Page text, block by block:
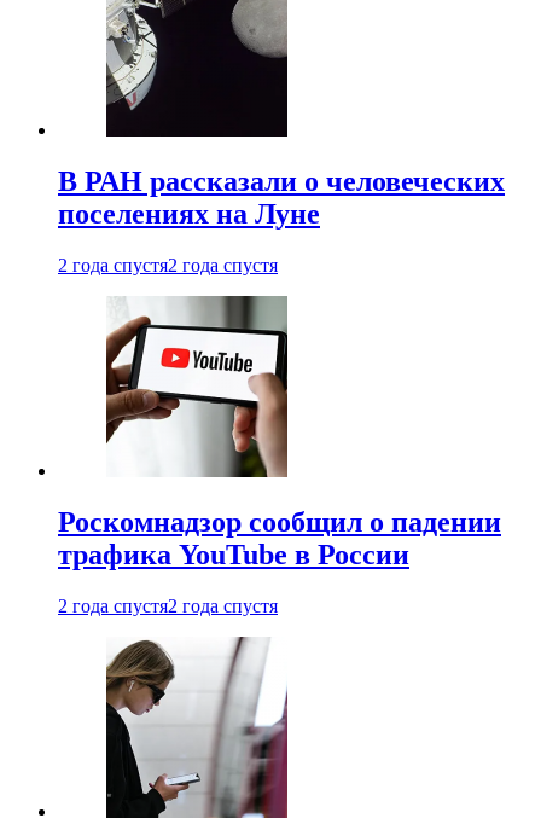
В РАН рассказали о человеческих
поселениях на Луне
2 года спустя2 года спустя
Роскомнадзор сообщил о падении
трафика YouTube в России
2 года спустя2 года спустя